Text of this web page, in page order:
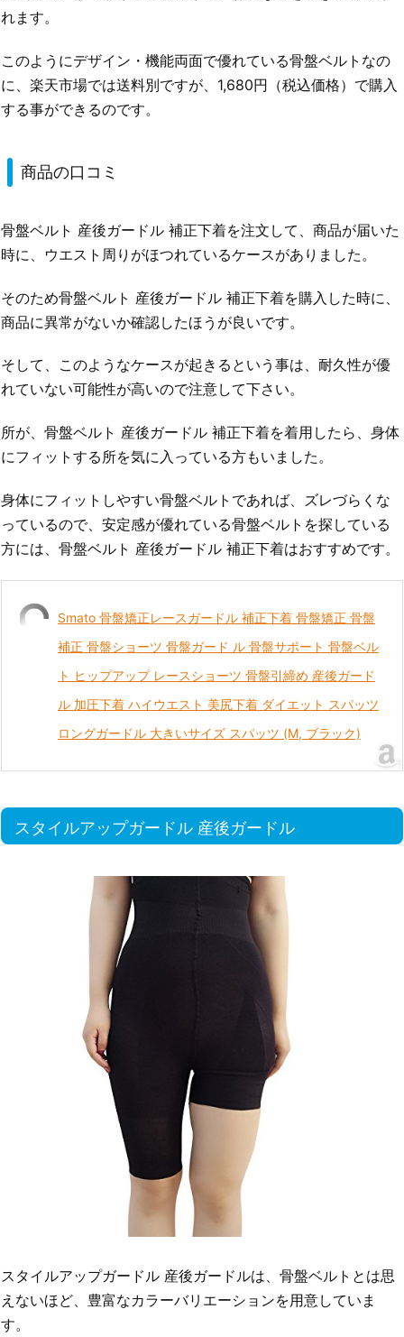
れます。
このようにデザイン・機能両面で優れている骨盤ベルトなの
に、楽天市場では送料別ですが、1,680円（税込価格）で購入
する事ができるのです。
商品の口コミ
骨盤ベルト 産後ガードル 補正下着を注文して、商品が届いた
時に、ウエスト周りがほつれているケースがありました。
そのため骨盤ベルト 産後ガードル 補正下着を購入した時に、
商品に異常がないか確認したほうが良いです。
そして、このようなケースが起きるという事は、耐久性が優
れていない可能性が高いので注意して下さい。
所が、骨盤ベルト 産後ガードル 補正下着を着用したら、身体
にフィットする所を気に入っている方もいました。
身体にフィットしやすい骨盤ベルトであれば、ズレづらくな
っているので、安定感が優れている骨盤ベルトを探している
方には、骨盤ベルト 産後ガードル 補正下着はおすすめです。
Smato 骨盤矯正レースガードル 補正下着 骨盤矯正 骨盤
補正 骨盤ショーツ 骨盤ガード ル 骨盤サポート 骨盤ベル
ト ヒップアップ レースショーツ 骨盤引締め 産後ガード
ル 加圧下着 ハイウエスト 美尻下着 ダイエット スパッツ
ロングガードル 大きいサイズ スパッツ (M, ブラック)
スタイルアップガードル 産後ガードル
スタイルアップガードル 産後ガードルは、骨盤ベルトとは思
えないほど、豊富なカラーバリエーションを用意していま
す。